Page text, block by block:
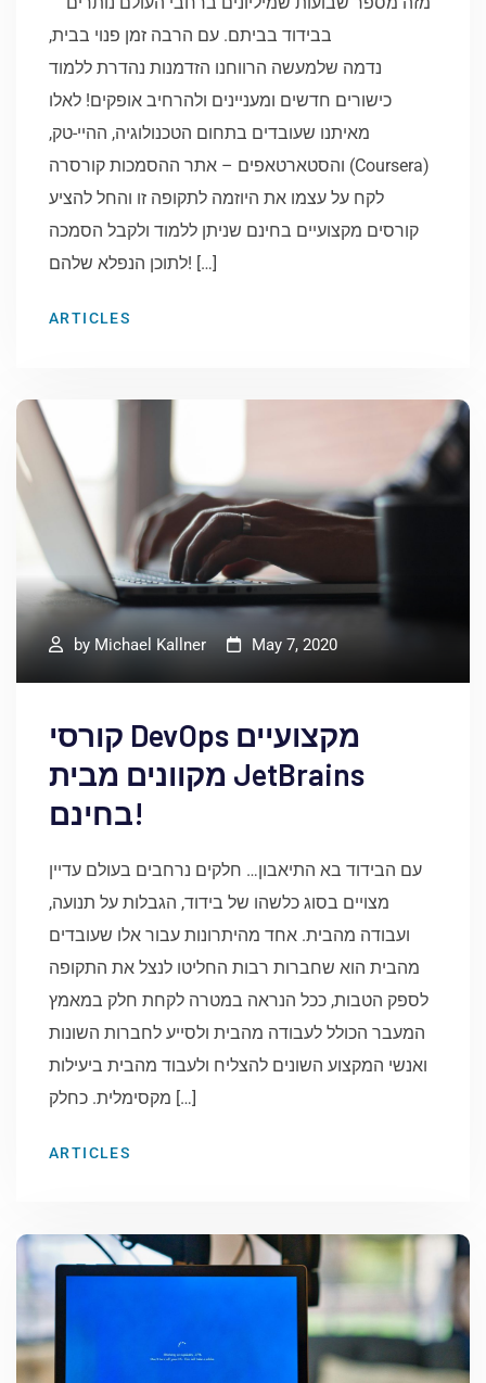
בבידוד בביתם. עם הרבה זמן פנוי בבית,
נדמה שלמעשה הרווחנו הזדמנות נהדרת ללמוד
כישורים חדשים ומעניינים ולהרחיב אופקים! לאלו
מאיתנו שעובדים בתחום הטכנולוגיה, ההיי-טק,
והסטארטאפים – אתר ההסמכות קורסרה (Coursera)
לקח על עצמו את היוזמה לתקופה זו והחל להציע
קורסים מקצועיים בחינם שניתן ללמוד ולקבל הסמכה
לתוכן הנפלא שלהם! […]
ARTICLES
by Michael Kallner May 7, 2020
קורסי DevOps מקצועיים
מקוונים מבית JetBrains
בחינם!
עם הבידוד בא התיאבון… חלקים נרחבים בעולם עדיין
מצויים בסוג כלשהו של בידוד, הגבלות על תנועה,
ועבודה מהבית. אחד מהיתרונות עבור אלו שעובדים
מהבית הוא שחברות רבות החליטו לנצל את התקופה
לספק הטבות, ככל הנראה במטרה לקחת חלק במאמץ
המעבר הכולל לעבודה מהבית ולסייע לחברות השונות
ואנשי המקצוע השונים להצליח ולעבוד מהבית ביעילות
מקסימלית. כחלק […]
ARTICLES